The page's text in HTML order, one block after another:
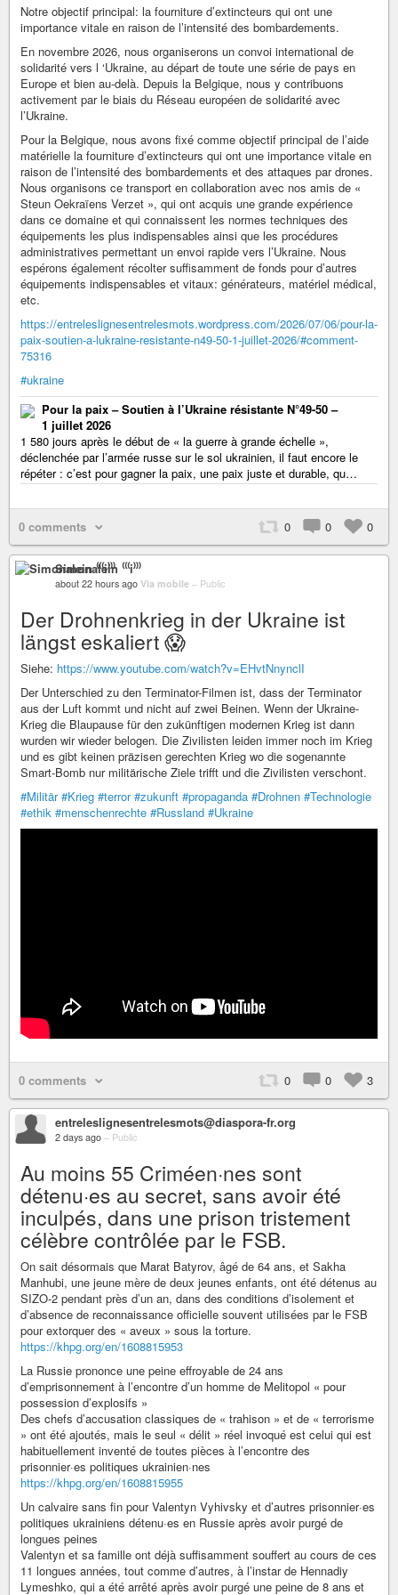
Notre objectif principal: la fourniture d’extincteurs qui ont une
importance vitale en raison de l’intensité des bombardements.
En novembre 2026, nous organiserons un convoi international de
solidarité vers l ‘Ukraine, au départ de toute une série de pays en
Europe et bien au-delà. Depuis la Belgique, nous y contribuons
activement par le biais du Réseau européen de solidarité avec
l’Ukraine.
Pour la Belgique, nous avons fixé comme objectif principal de l’aide
matérielle la fourniture d’extincteurs qui ont une importance vitale en
raison de l’intensité des bombardements et des attaques par drones.
Nous organisons ce transport en collaboration avec nos amis de «
Steun Oekraïens Verzet », qui ont acquis une grande expérience
dans ce domaine et qui connaissent les normes techniques des
équipements les plus indispensables ainsi que les procédures
administratives permettant un envoi rapide vers l’Ukraine. Nous
espérons également récolter suffisamment de fonds pour d’autres
équipements indispensables et vitaux: générateurs, matériel médical,
etc.
https://entreleslignesentrelesmots.wordpress.com/2026/07/06/pour-la-
paix-soutien-a-lukraine-resistante-n49-50-1-juillet-2026/#comment-
75316
#ukraine
Pour la paix – Soutien à l’Ukraine résistante N°49-50 –
1 juillet 2026
1 580 jours après le début de « la guerre à grande échelle »,
déclenchée par l’armée russe sur le sol ukrainien, il faut encore le
répéter : c’est pour gagner la paix, une paix juste et durable, qu…
0 comments 0 0 0
Simonalein ⁽⁽⁽i⁾⁾⁾
about 22 hours ago Via mobile – Public
Der Drohnenkrieg in der Ukraine ist
längst eskaliert 😱
Siehe: https://www.youtube.com/watch?v=EHvtNnynclI
Der Unterschied zu den Terminator-Filmen ist, dass der Terminator
aus der Luft kommt und nicht auf zwei Beinen. Wenn der Ukraine-
Krieg die Blaupause für den zukünftigen modernen Krieg ist dann
wurden wir wieder belogen. Die Zivilisten leiden immer noch im Krieg
und es gibt keinen präzisen gerechten Krieg wo die sogenannte
Smart-Bomb nur militärische Ziele trifft und die Zivilisten verschont.
#Militär #Krieg #terror #zukunft #propaganda #Drohnen #Technologie
#ethik #menschenrechte #Russland #Ukraine
0 comments 0 0 3
entreleslignesentrelesmots@diaspora-fr.org
2 days ago – Public
Au moins 55 Criméen·nes sont
détenu·es au secret, sans avoir été
inculpés, dans une prison tristement
célèbre contrôlée par le FSB.
On sait désormais que Marat Batyrov, âgé de 64 ans, et Sakha
Manhubi, une jeune mère de deux jeunes enfants, ont été détenus au
SIZO-2 pendant près d’un an, dans des conditions d’isolement et
d’absence de reconnaissance officielle souvent utilisées par le FSB
pour extorquer des « aveux » sous la torture.
https://khpg.org/en/1608815953
La Russie prononce une peine effroyable de 24 ans
d’emprisonnement à l’encontre d’un homme de Melitopol « pour
possession d’explosifs »
Des chefs d’accusation classiques de « trahison » et de « terrorisme
» ont été ajoutés, mais le seul « délit » réel invoqué est celui qui est
habituellement inventé de toutes pièces à l’encontre des
prisonnier·es politiques ukrainien·nes
https://khpg.org/en/1608815955
Un calvaire sans fin pour Valentyn Vyhivsky et d’autres prisonnier·es
politiques ukrainiens détenu·es en Russie après avoir purgé de
longues peines
Valentyn et sa famille ont déjà suffisamment souffert au cours de ces
11 longues années, tout comme d’autres, à l’instar de Hennadiy
Lymeshko, qui a été arrêté après avoir purgé une peine de 8 ans et